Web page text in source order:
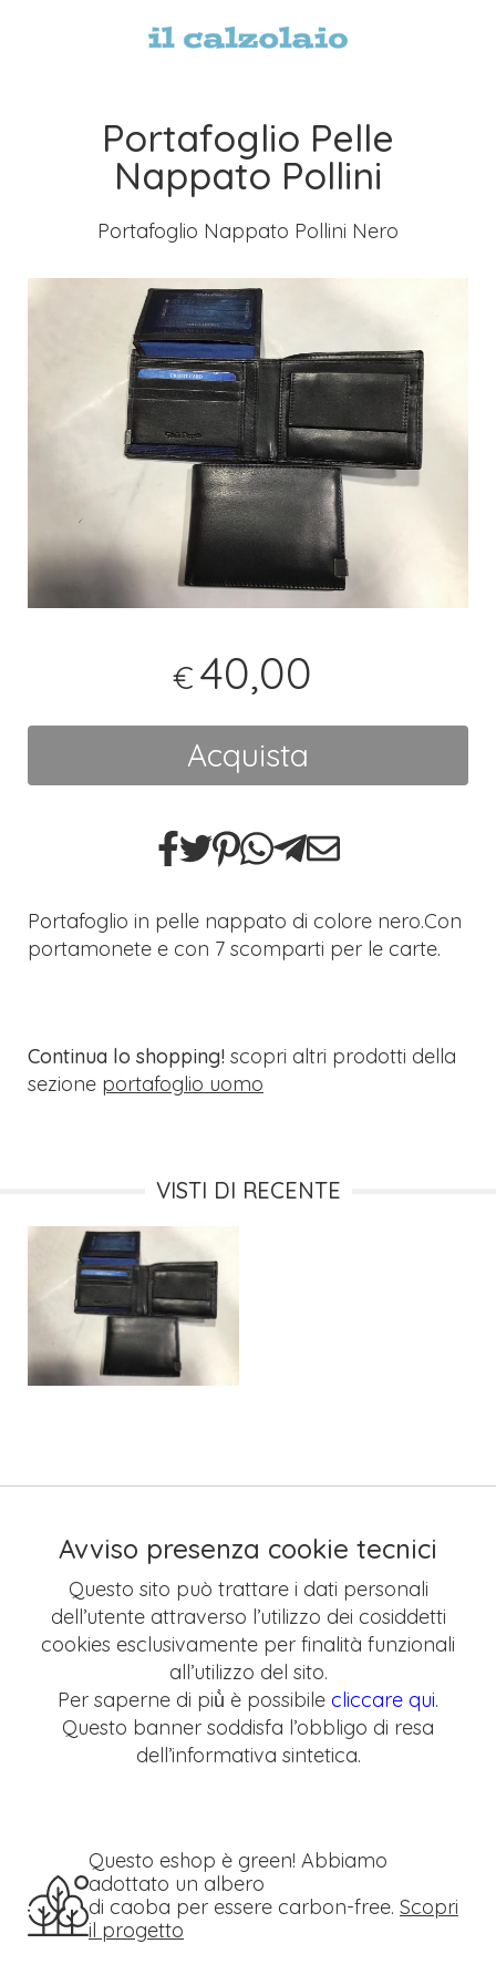
Portafoglio Pelle
Nappato Pollini
Portafoglio Nappato Pollini Nero
€ 40,00
Acquista
Portafoglio in pelle nappato di colore nero.Con
portamonete e con 7 scomparti per le carte.
Continua lo shopping! scopri altri prodotti della
sezione portafoglio uomo
VISTI DI RECENTE
Avviso presenza cookie tecnici
Questo sito può trattare i dati personali
dell’utente attraverso l’utilizzo dei cosiddetti
cookies esclusivamente per finalità funzionali
all’utilizzo del sito.
Per saperne di più̀ è possibile cliccare qui.
Questo banner soddisfa l’obbligo di resa
dell’informativa sintetica.
Questo eshop è green! Abbiamo
adottato un albero
di caoba per essere carbon-free. Scopri
il progetto